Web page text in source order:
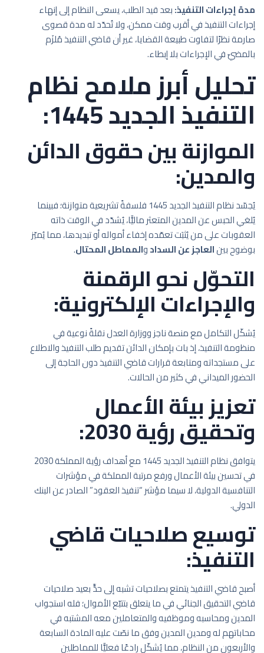
مدة إجراءات التنفيذ:بعد قيد الطلب، يسعى النظام إلى إنهاء
إجراءات التنفيذ في أقرب وقت ممكن، ولا تُحدّد له مدة قصوى
صارمة نظرًا لتفاوت طبيعة القضايا، غير أن قاضي التنفيذ مُلزَم
بالمضيّ في الإجراءات بلا إبطاء.
تحليل أبرز ملامح نظام
التنفيذ الجديد 1445:
الموازنة بين حقوق الدائن
والمدين:
يُجسّد نظام التنفيذ الجديد 1445 فلسفةً تشريعية متوازنة؛ فبينما
يُلغي الحبس عن المدين المتعثر ماليًّا، يُشدّد في الوقت ذاته
العقوبات على من يُثبَت تعمّده إخفاء أمواله أو تبديدها، مما يُميّز
بوضوح بينالعاجز عن السدادوالمماطل المحتال.
التحوّل نحو الرقمنة
والإجراءات الإلكترونية:
يُشكّل التكامل مع منصة ناجز ووزارة العدل نقلةً نوعية في
منظومة التنفيذ، إذ بات بإمكان الدائن تقديم طلب التنفيذ والاطلاع
على مستجداته ومتابعة قرارات قاضي التنفيذ دون الحاجة إلى
الحضور الميداني في كثير من الحالات.
تعزيز بيئة الأعمال
وتحقيق رؤية 2030:
يتوافق نظام التنفيذ الجديد 1445 مع أهداف رؤية المملكة 2030
في تحسين بيئة الأعمال ورفع مرتبة المملكة في مؤشرات
التنافسية الدولية، لا سيما مؤشر “تنفيذ العقود” الصادر عن البنك
الدولي.
توسيع صلاحيات قاضي
التنفيذ:
أصبح قاضي التنفيذ يتمتع بصلاحيات تشبه إلى حدٍّ بعيد صلاحيات
قاضي التحقيق الجنائي في ما يتعلق بتتبّع الأموال؛ فله استجواب
المدين ومحاسبه وموظفيه والمتعاملين معه المشتبه في
محاباتهم له ومدين المدين وفق ما نصّت عليه المادة السابعة
والأربعون من النظام، مما يُشكّل رادعًا فعليًّا للمماطلين